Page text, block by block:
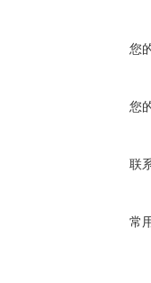
您
您
联
常